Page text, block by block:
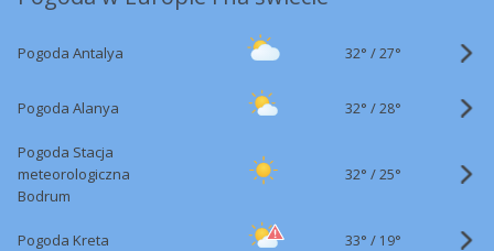
Pogoda Antalya 32° /27°
Pogoda Alanya 32° /28°
Pogoda Stacja
meteorologiczna
Bodrum
32° /25°
Pogoda Kreta 33° / 19°